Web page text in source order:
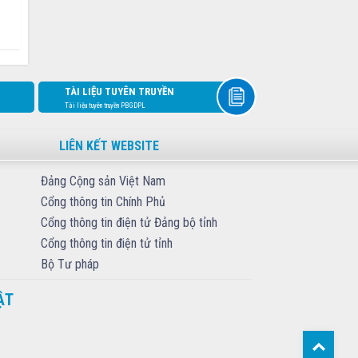
TÀI LIỆU TUYÊN TRUYỀN
Tài liệu tuyên truyền PBGDPL
LIÊN KẾT WEBSITE
Đảng Cộng sản Việt Nam
Cổng thông tin Chính Phủ
Cổng thông tin điện tử Đảng bộ tỉnh
Cổng thông tin điện tử tỉnh
Bộ Tư pháp